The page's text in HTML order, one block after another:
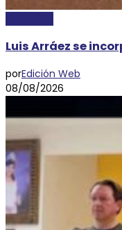
Luis Arráez se
porEdición Web
08/08/2026